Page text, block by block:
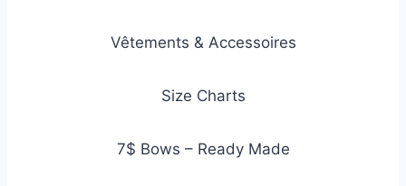
Vêtements & Accessoires
Size Charts
7$ Bows – Ready Made